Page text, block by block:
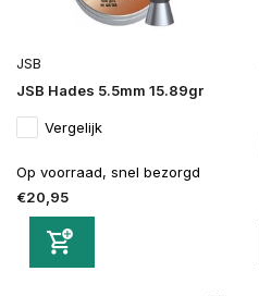
JSB
JSB Hades 5.5mm 15.89gr
Vergelijk
Op voorraad, snel bezorgd
€20,95